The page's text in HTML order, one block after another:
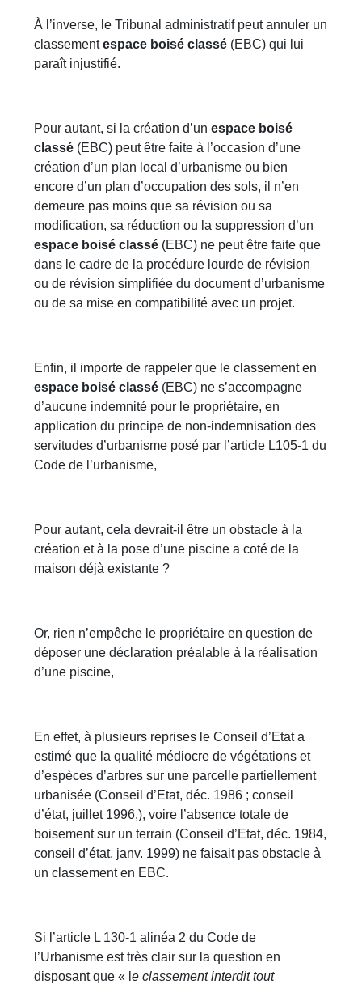
À l’inverse, le Tribunal administratif peut annuler un
classementespace boisé classé (EBC) qui lui
paraît injustifié.
Pour autant, si la création d’unespace boisé
classé (EBC) peut être faite à l’occasion d’une
création d’un plan local d’urbanisme ou bien
encore d’un plan d’occupation des sols, il n’en
demeure pas moins que sa révision ou sa
modification, sa réduction ou la suppression d’un
espace boisé classé (EBC) ne peut être faite que
dans le cadre de la procédure lourde de révision
ou de révision simplifiée du document d’urbanisme
ou de sa mise en compatibilité avec un projet.
Enfin, il importe de rappeler que le classement en
espace boisé classé (EBC) ne s’accompagne
d’aucune indemnité pour le propriétaire, en
application du principe de non-indemnisation des
servitudes d’urbanisme posé par l’article L105-1 du
Code de l’urbanisme,
Pour autant, cela devrait-il être un obstacle à la
création et à la pose d’une piscine a coté de la
maison déjà existante ?
Or, rien n’empêche le propriétaire en question de
déposer une déclaration préalable à la réalisation
d’une piscine,
En effet, à plusieurs reprises le Conseil d’Etat a
estimé que la qualité médiocre de végétations et
d’espèces d’arbres sur une parcelle partiellement
urbanisée (Conseil d’Etat, déc. 1986 ; conseil
d’état, juillet 1996,), voire l’absence totale de
boisement sur un terrain (Conseil d’Etat, déc. 1984,
conseil d’état, janv. 1999) ne faisait pas obstacle à
un classement en EBC.
Si l’article L 130-1 alinéa 2 du Code de
l’Urbanisme est très clair sur la question en
disposant que « le classement interdit tout